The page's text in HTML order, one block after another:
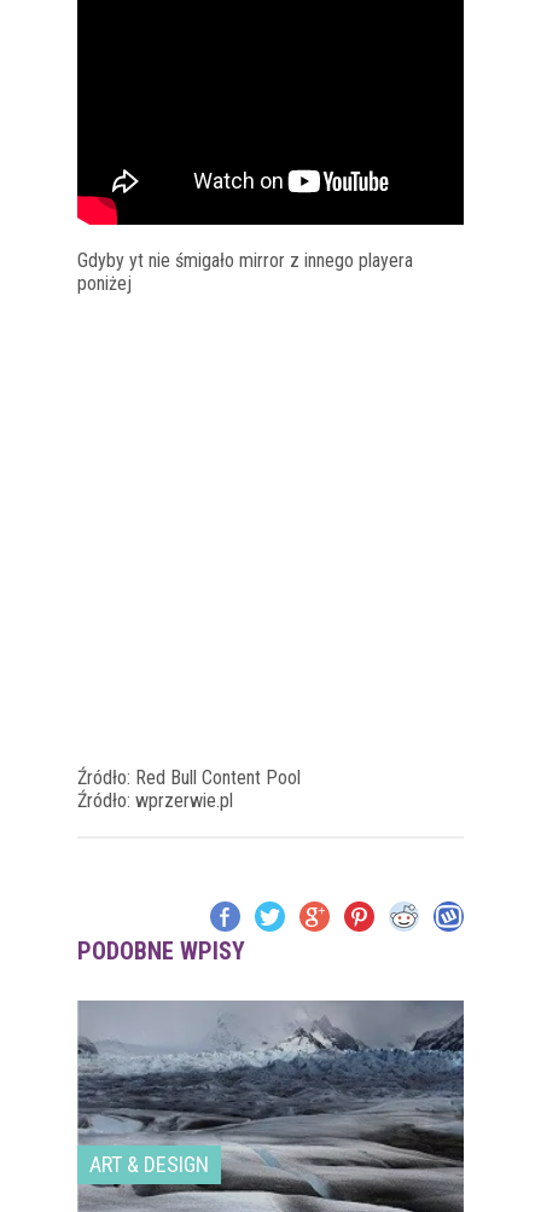
Gdyby yt nie śmigało mirror z innego playera
poniżej
Źródło: Red Bull Content Pool
Źródło: wprzerwie.pl
PODOBNE WPISY
ART & DESIGN